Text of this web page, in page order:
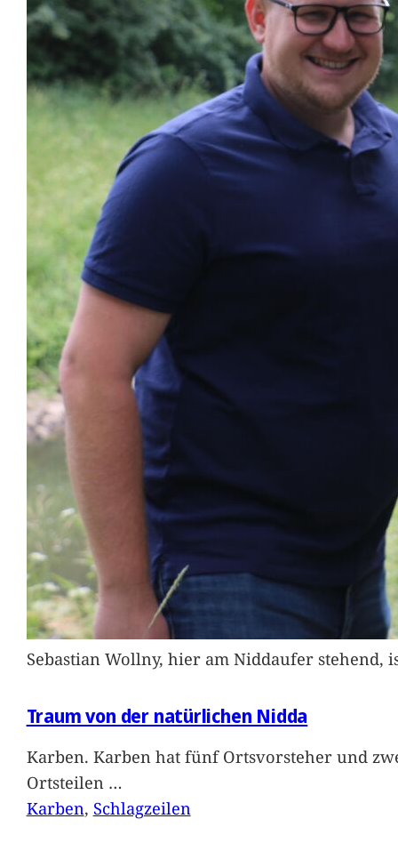
Sebastian Wollny, hier am Niddaufer
Traum von der natürlichen Nidda
Karben. Karben hat fünf Ortsvorsteher und
Ortsteilen …
Karben, Schlagzeilen